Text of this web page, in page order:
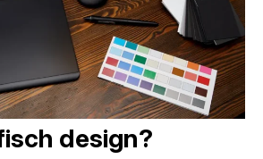
design?